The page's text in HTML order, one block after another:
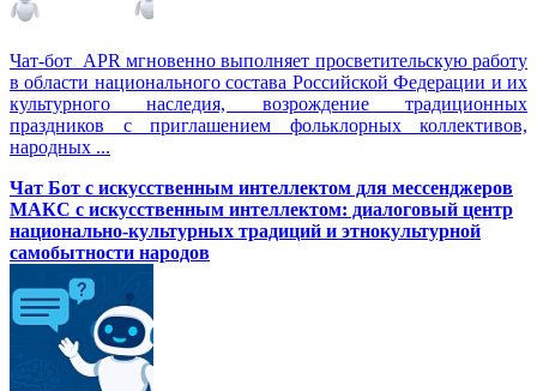
Чат-бот APR мгновенно выполняет просветительскую работу
в области национального состава Российской Федерации и их
культурного наследия, возрождение традиционных
праздников с приглашением фольклорных коллективов,
народных ...
Чат Бот с искусственным интеллектом для мессенджеров
МАКС с искусственным интеллектом: диалоговый центр
национально-культурных традиций и этнокультурной
самобытности народов